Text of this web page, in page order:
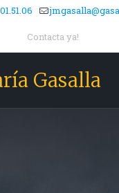
Contacta ya!
Gasalla